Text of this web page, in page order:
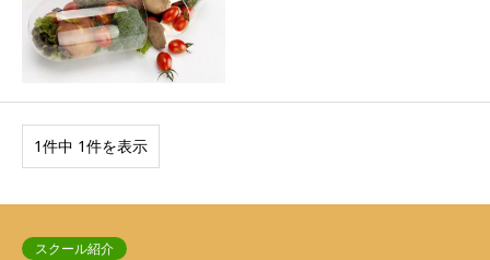
1件中 1件を表示
スクール紹介